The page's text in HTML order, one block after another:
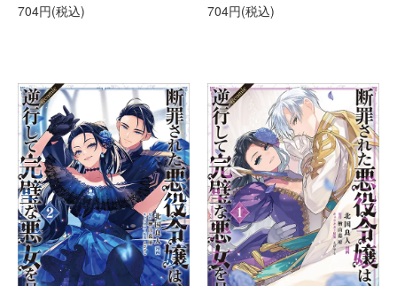
704円(税込)
704円(税込)